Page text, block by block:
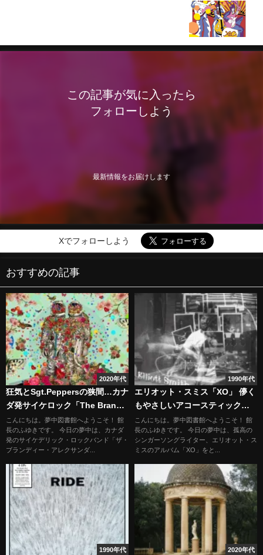
この記事が気に入ったら
フォローしよう
最新情報をお届けします
Xでフォローしよう
おすすめの記事
2020年代
狂気とSgt.Peppersの狭間…カナ
ダ発サイケロック「The Brandy
Alexanders」
こんにちは。夢中図書館へようこそ！ 館
長のふゆきです。 今日の夢中は、カナダ
発のサイケデリック・ロックバンド「ザ・
ブランディー・アレクサンダ...
1990年代
エリオット・スミス「XO」 儚く
もやさしいアコースティック・
サウンド
こんにちは。夢中図書館へようこそ！ 館
長のふゆきです。 今日の夢中は、孤高の
シンガーソングライター、エリオット・ス
ミスのアルバム「XO」をと...
1990年代 2020年代